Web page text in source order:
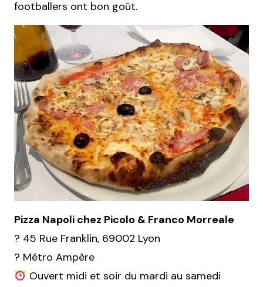
footballers ont bon goût.
Pizza Napoli chez Picolo & Franco Morreale
? 45 Rue Franklin, 69002 Lyon
? Métro Ampère
Ouvert midi et soir du mardi au samedi